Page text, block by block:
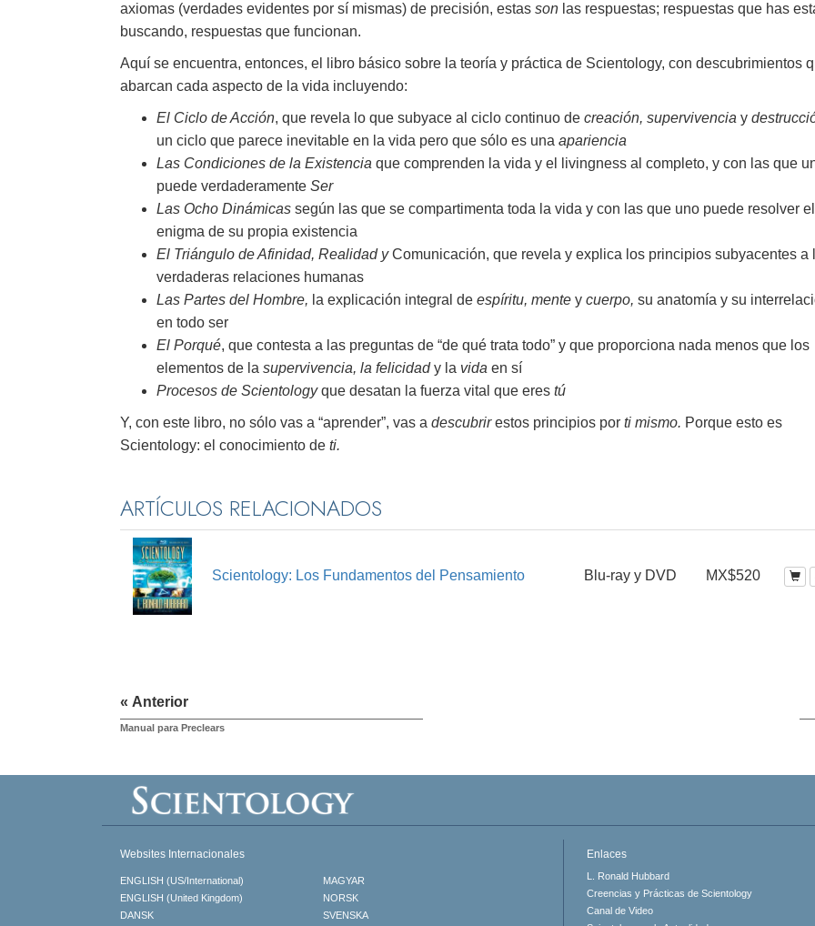
axiomas (verdades evidentes por sí mismas) de precisión, estas son las respuestas; respuestas que has
buscando, respuestas que funcionan.
Aquí se encuentra, entonces, el libro básico sobre la teoría y práctica de Scientology, con descubrimientos
abarcan cada aspecto de la vida incluyendo:
El Ciclo de Acción, que revela lo que subyace al ciclo continuo de creación, supervivencia y
un ciclo que parece inevitable en la vida pero que sólo es una apariencia
Las Condiciones de la Existencia que comprenden la vida y el livingness al completo, y con las que
puede verdaderamente Ser
Las Ocho Dinámicas según las que se compartimenta toda la vida y con las que uno puede resolver el
enigma de su propia existencia
El Triángulo de Afinidad, RealidadyComunicación, que revela y explica los principios subyacentes a
verdaderas relaciones humanas
Las Partes del Hombre, la explicación integral de espíritu, mente y cuerpo, su anatomía y su
en todo ser
El Porqué, que contesta a las preguntas de “de qué trata todo” y que proporciona nada menos que los
elementos de la supervivencia, la felicidady la vida en sí
Procesos de Scientologyque desatan la fuerza vital que eres tú
Y, con este libro, no sólo vas a “aprender”, vas a descubrirestos principios por ti mismo. Porque esto es
Scientology: el conocimiento de ti.
ARTÍCULOS RELACIONADOS
Scientology: Los Fundamentos del Pensamiento Blu-ray y DVD MX$520
« Anterior
Manual para Preclears
Websites Internacionales
ENGLISH (US/International)
ENGLISH (United Kingdom)
DANSK
MAGYAR
NORSK
SVENSKA
Enlaces
L. Ronald Hubbard
Creencias y Prácticas de Scientology
Canal de Video